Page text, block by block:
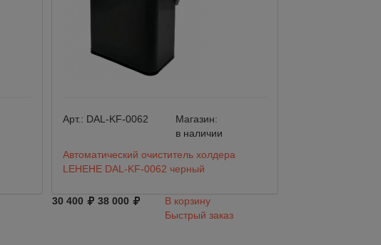
Арт.: DAL-KF-0062
Магазин:
в наличии
Автоматический очиститель холдера
LEHEHE DAL-KF-0062 черный
30 400 38 000
В корзину
Быстрый заказ